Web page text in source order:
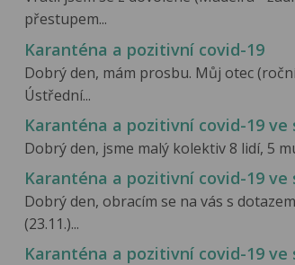
přestupem...
Karanténa a pozitivní covid-19
Dobrý den, mám prosbu. Můj otec
Ústřední...
Karanténa a pozitivní covid-19 ve
Dobrý den, jsme malý kolektiv 8 lidí, 5
Karanténa a pozitivní covid-19 ve
Dobrý den, obracím se na vás s
(23.11.)...
Karanténa a pozitivní covid-19 ve